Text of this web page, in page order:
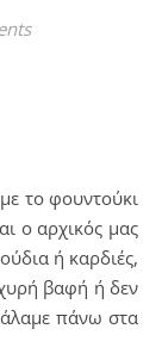
ο αρχικός μας
ή καρδιές,
βαφή ή δεν
πάνω στα